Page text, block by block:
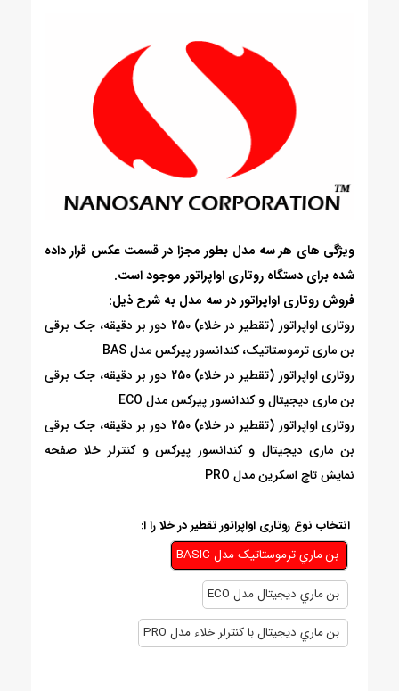
ویژگی های هر سه مدل بطور مجزا در قسمت عکس قرار داده
شده برای دستگاه روتاری اواپراتور موجود است.
فروش روتاری اواپراتور در سه مدل به شرح ذیل:
روتاری اواپراتور (تقطیر در خلاء) 250 دور بر دقیقه، جک برقی
بن ماری ترموستاتیک، کندانسور پیرکس مدل BAS
روتاری اواپراتور (تقطیر در خلاء) 250 دور بر دقیقه، جک برقی
بن ماری دیجیتال و کندانسور پیرکس مدل ECO
روتاری اواپراتور (تقطیر در خلاء) 250 دور بر دقیقه، جک برقی
بن ماری دیجیتال و کندانسور پیرکس و کنترلر خلا صفحه
نمایش تاچ اسکرین مدل PRO
انتخاب نوع روتاری اواپراتور تقطیر در خلا را ا:
بن ماري ترموستاتيک مدل BASIC
بن ماري ديجيتال مدل ECO
بن ماري ديجيتال با کنترلر خلاء مدل PRO